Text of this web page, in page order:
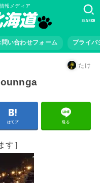
報メディア
問い合わせフォーム プライバ
SEARCH
たけ
はてブ 送る
す］